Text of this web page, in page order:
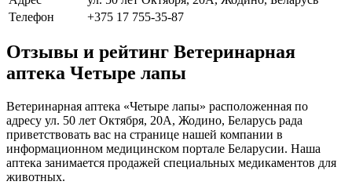
Телефон
+375 17 755-35-87
Отзывы и рейтинг Ветеринарная
аптека Четыре лапы
Ветеринарная аптека «Четыре лапы» расположенная по
адресу ул. 50 лет Октября, 20А, Жодино, Беларусь рада
приветствовать вас на странице нашей компании в
информационном медицинском портале Беларусии. Наша
аптека занимается продажей специальных медикаментов для
животных.